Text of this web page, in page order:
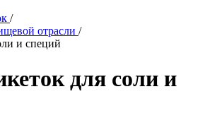
/
отрасли /
и специй
для соли и